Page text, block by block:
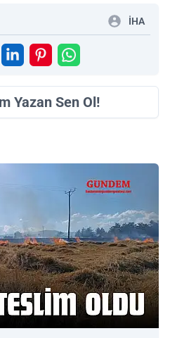
İHA
Yazan Sen Ol!